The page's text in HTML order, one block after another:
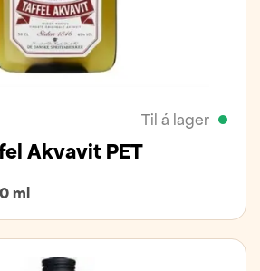
Til á lager
Akvavit PET
ml